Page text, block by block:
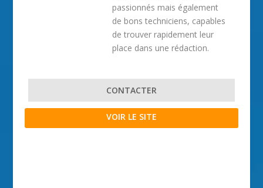
passionnés mais également
de bons techniciens, capables
de trouver rapidement leur
place dans une rédaction.
CONTACTER
VOIR LE SITE